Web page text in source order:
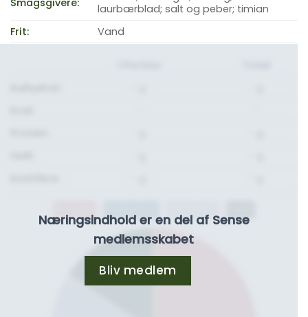
laurbærblad; salt og peber; timian
Frit:
Vand
Næringsindhold er en del af Sense
medlemsskabet
Bliv medlem